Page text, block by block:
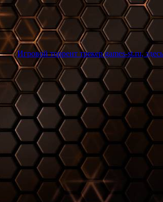
трекер games-st.ru, здесь вы можете